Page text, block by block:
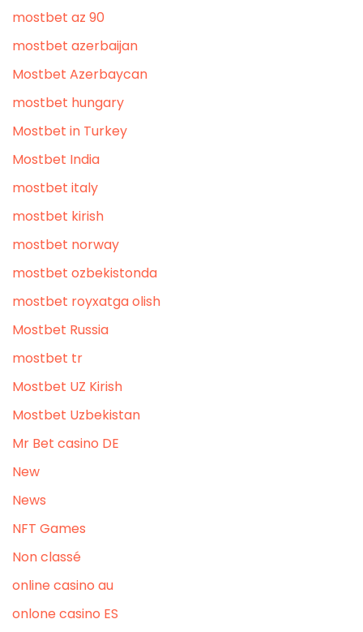
mostbet az 90
mostbet azerbaijan
Mostbet Azerbaycan
mostbet hungary
Mostbet in Turkey
Mostbet India
mostbet italy
mostbet kirish
mostbet norway
mostbet ozbekistonda
mostbet royxatga olish
Mostbet Russia
mostbet tr
Mostbet UZ Kirish
Mostbet Uzbekistan
Mr Bet casino DE
New
News
NFT Games
Non classé
online casino au
onlone casino ES